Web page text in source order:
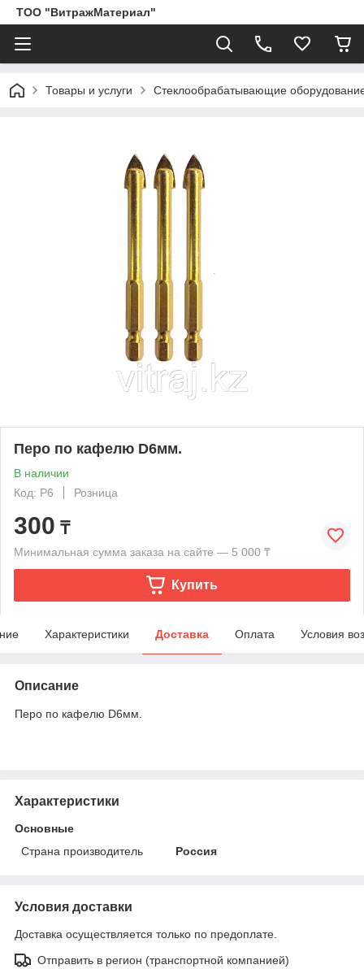
ТОО "ВитражМатериал"
Товары и услуги Стеклообрабатывающие
Перо по кафелю D6мм.
В наличии
Код: P6
Розница
300 ₸
Минимальная сумма заказа на сайте — 5 000 ₸
Купить
Характеристики Доставка Оплата Условия
Описание
Перо по кафелю D6мм.
Характеристики
Основные
Страна производитель
Россия
Условия доставки
Доставка осуществляется только по предоплате.
Отправить в регион (транспортной компанией)